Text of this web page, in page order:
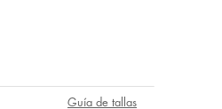
Guía de tallas